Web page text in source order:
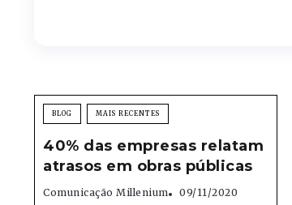
BLOG MAIS RECENTES
40% das empresas relatam
atrasos em obras públicas
Comunicação Millenium
09/11/2020